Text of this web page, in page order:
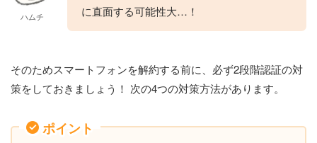
ハムチ
に直面する可能性大…！
そのためスマートフォンを解約する前に、必ず2段階認証の対
策をしておきましょう！ 次の4つの対策方法があります。
ポイント